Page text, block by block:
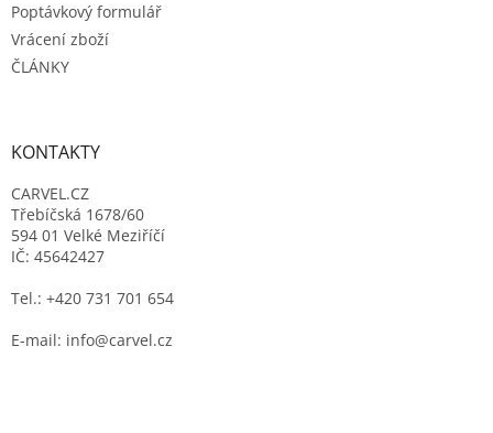
Poptávkový formulář
Vrácení zboží
ČLÁNKY
KONTAKTY
CARVEL.CZ
Třebíčská 1678/60
594 01 Velké Meziříčí
IČ: 45642427
Tel.: +420 731 701 654
E-mail: info@carvel.cz